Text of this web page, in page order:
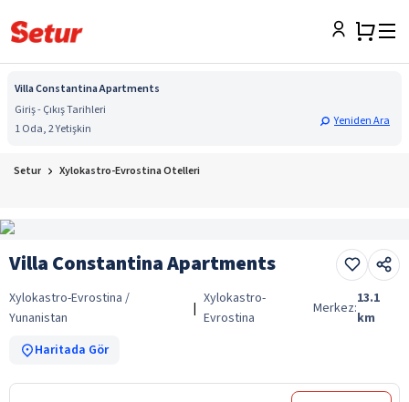
Villa Constantina Apartments
Giriş - Çıkış Tarihleri
1 Oda, 2 Yetişkin
Yeniden Ara
Setur Xylokastro-Evrostina Otelleri
Villa Constantina Apartments
Xylokastro-Evrostina /
Yunanistan
|
Xylokastro-
Evrostina
Merkez:
13.1
km
Haritada Gör